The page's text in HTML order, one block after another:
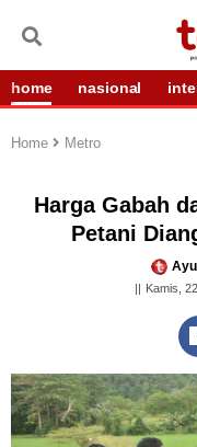
home nasional
Home Metro
Harga Gabah
Petani
Kamis,